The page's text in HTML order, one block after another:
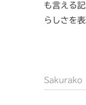
も言える
らしさを
Sakurako